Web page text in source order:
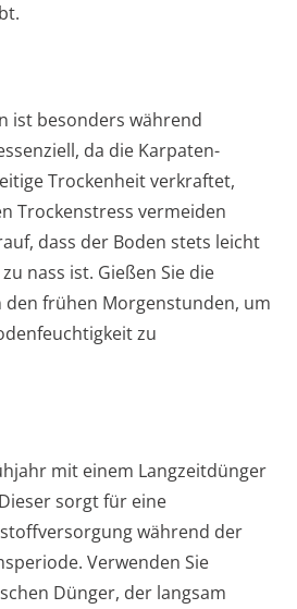
ist besonders während
da die Karpaten-
Trockenheit verkraftet,
Trockenstress vermeiden
dass der Boden stets leicht
nass ist. Gießen Sie die
den frühen Morgenstunden, um
zu
mit einem Langzeitdünger
sorgt für eine
während der
Verwenden Sie
Dünger, der langsam